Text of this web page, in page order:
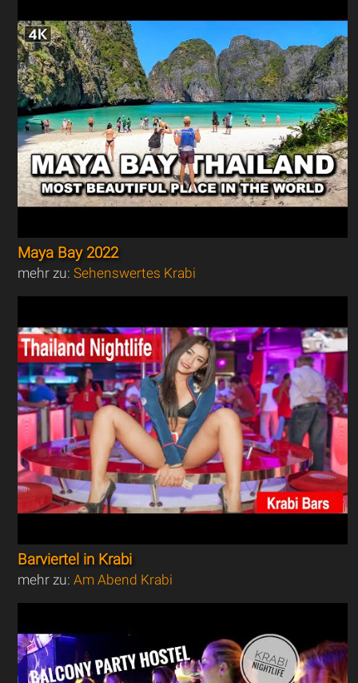
Maya Bay 2022
mehr zu:Sehenswertes Krabi
Barviertel in Krabi
mehr zu:Am Abend Krabi